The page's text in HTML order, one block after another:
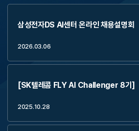
삼성전자DS AI센터 온라인 채용설명회
2026.03.06
[SK텔레콤 FLY AI Challenger 8기]
2025.10.28